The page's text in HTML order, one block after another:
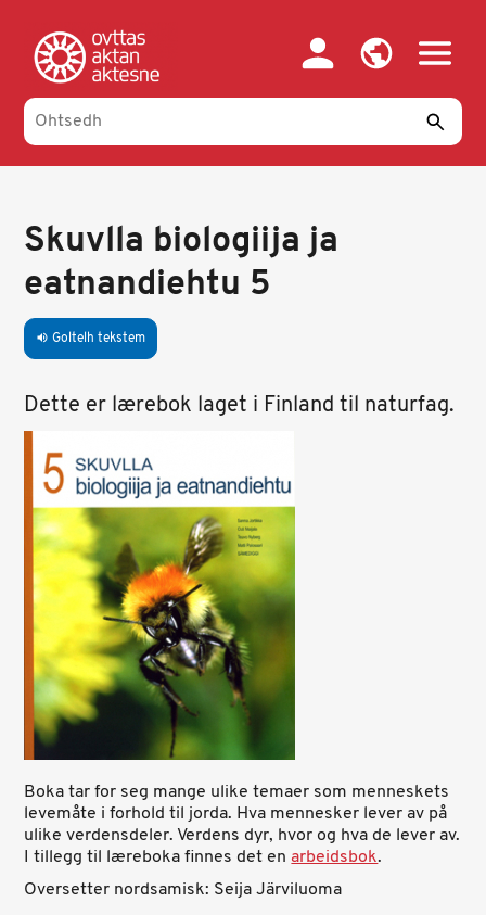
main
content
Skuvlla biologiija ja
eatnandiehtu 5
volume_up Goltelh tekstem
Dette er lærebok laget i Finland til naturfag.
Boka tar for seg mange ulike temaer som menneskets
levemåte i forhold til jorda. Hva mennesker lever av på
ulike verdensdeler. Verdens dyr, hvor og hva de lever av.
I tillegg til læreboka finnes det enarbeidsbok.
Oversetter nordsamisk: Seija Järviluoma